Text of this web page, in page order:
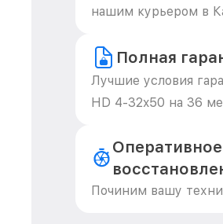
нашим курьером в
Полная
Лучшие условия
HD 4-32x50 на 36
Оперативное
Починим вашу